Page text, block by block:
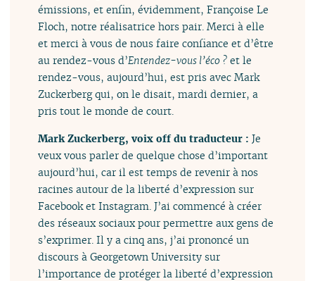
émissions, et enfin, évidemment, Françoise Le
Floch, notre réalisatrice hors pair. Merci à elle
et merci à vous de nous faire confiance et d’être
au rendez-vous d’Entendez-vous l’éco ? et le
rendez-vous, aujourd’hui, est pris avec Mark
Zuckerberg qui, on le disait, mardi dernier, a
pris tout le monde de court.
Mark Zuckerberg, voix off du traducteur :Je
veux vous parler de quelque chose d’important
aujourd’hui, car il est temps de revenir à nos
racines autour de la liberté d’expression sur
Facebook et Instagram. J’ai commencé à créer
des réseaux sociaux pour permettre aux gens de
s’exprimer. Il y a cinq ans, j’ai prononcé un
discours à Georgetown University sur
l’importance de protéger la liberté d’expression